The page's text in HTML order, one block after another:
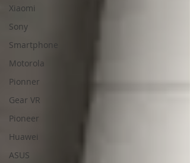
Xiaomi
Sony
Smartphone
Motorola
Pionner
Gear VR
Pioneer
Huawei
ASUS